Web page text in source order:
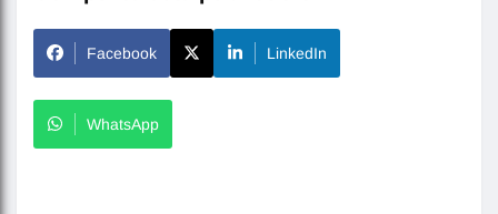
Facebook LinkedIn
WhatsApp